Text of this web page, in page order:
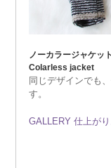
ノーカラージャケット
Colarless jacket
同じデザインでも
す。
GALLERY 仕上が